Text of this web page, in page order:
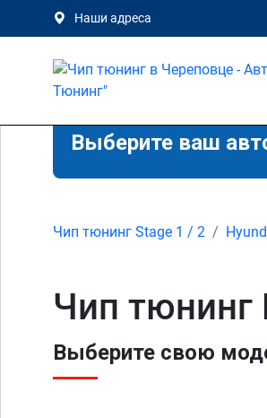
Наши адреса
Выберите ваш
Чип тюнинг Stage 1 / 2
Чип тюнинг
Выберите свою